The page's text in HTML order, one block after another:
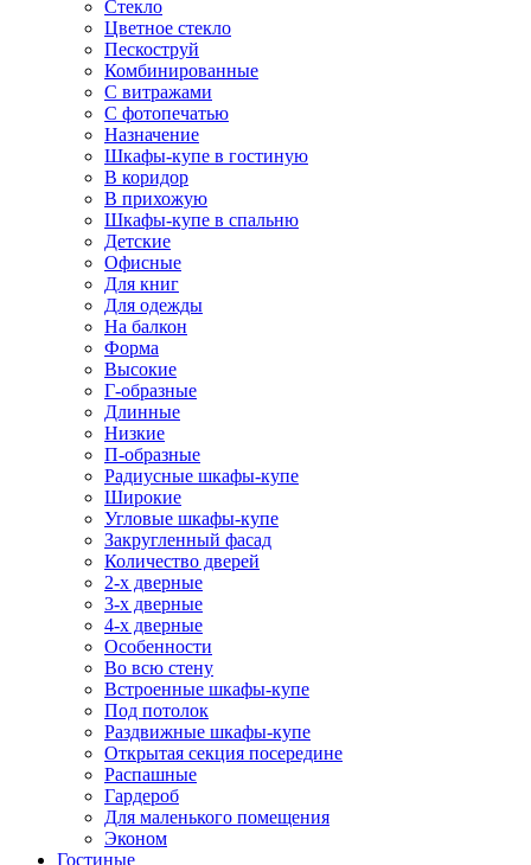
Стекло
Цветное стекло
Пескоструй
Комбинированные
С витражами
С фотопечатью
Назначение
Шкафы-купе в гостиную
В коридор
В прихожую
Шкафы-купе в спальню
Детские
Офисные
Для книг
Для одежды
На балкон
Форма
Высокие
Г-образные
Длинные
Низкие
П-образные
Радиусные шкафы-купе
Широкие
Угловые шкафы-купе
Закругленный фасад
Количество дверей
2-х дверные
3-х дверные
4-х дверные
Особенности
Во всю стену
Встроенные шкафы-купе
Под потолок
Раздвижные шкафы-купе
Открытая секция посередине
Распашные
Гардероб
Для маленького помещения
Эконом
Гостиные